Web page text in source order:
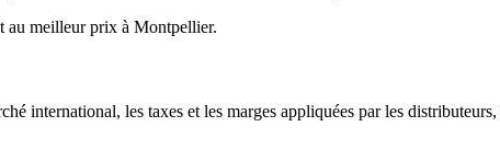
au meilleur prix à Montpellier.
international, les taxes et les marges appliquées par les